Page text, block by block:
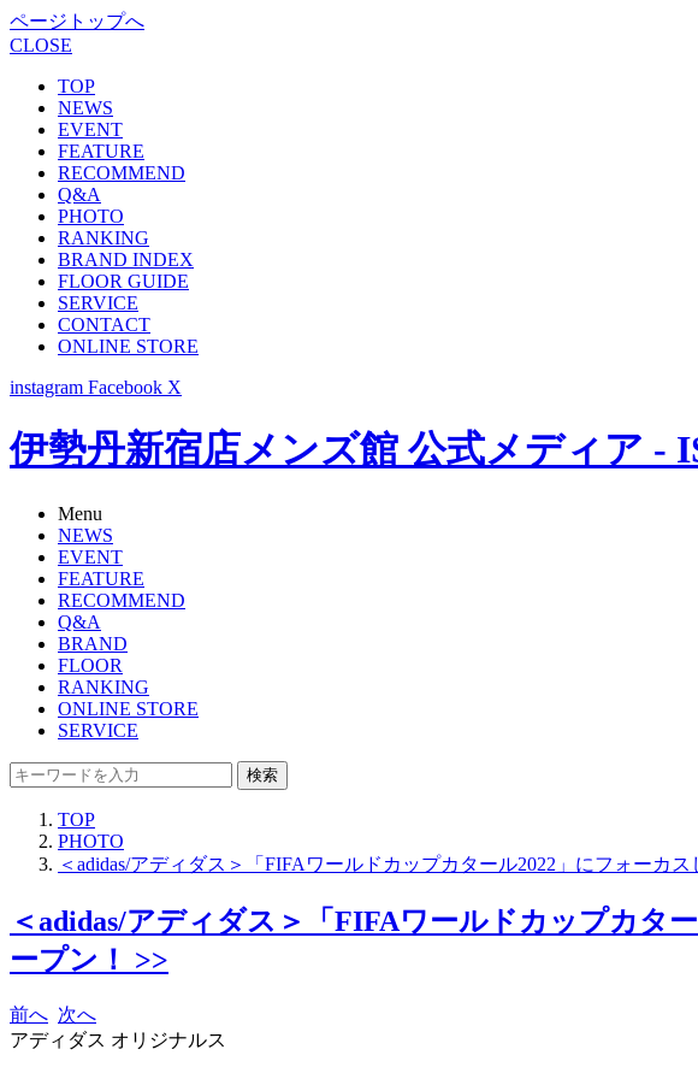
ページトップへ
CLOSE
TOP
NEWS
EVENT
FEATURE
RECOMMEND
Q&A
PHOTO
RANKING
BRAND INDEX
FLOOR GUIDE
SERVICE
CONTACT
ONLINE STORE
instagram Facebook X
伊勢丹新宿店メンズ館 公式メディア -
Menu
NEWS
EVENT
FEATURE
RECOMMEND
Q&A
BRAND
FLOOR
RANKING
ONLINE STORE
SERVICE
検索
TOP
PHOTO
＜adidas/アディダス＞「FIFAワールドカップカタール2022」にフォーカ
＜adidas/アディダス＞「FIFAワールドカップカタ
ープン！ >>
前へ 次へ
アディダス オリジナルス